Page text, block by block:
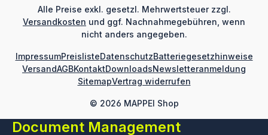
Alle Preise exkl. gesetzl. Mehrwertsteuer zzgl.
Versandkosten und ggf. Nachnahmegebühren, wenn
nicht anders angegeben.
© 2026 MAPPEI Shop
ImpressumPreislisteDatenschutzBatteriegesetzhinweise
VersandAGBKontaktDownloadsNewsletteranmeldung
SitemapVertrag widerrufen
Document Management